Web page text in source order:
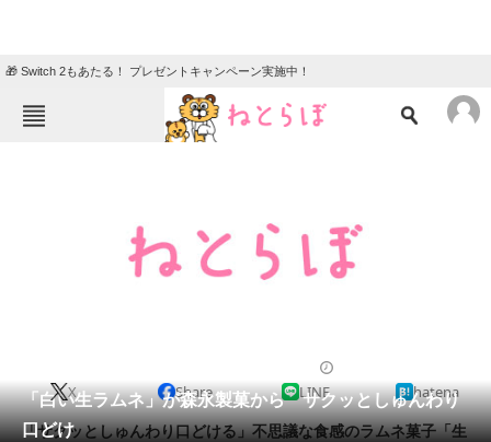
🎁 Switch 2もあたる！ プレゼントキャンペーン実施中！
クイズ
地域
会員記事
「白い生ラムネ」が森永製菓から サクッとしゅんわり
口どけ
X Share LINE hatena
「サクッとしゅんわり口どける」不思議な食感のラムネ菓子「生